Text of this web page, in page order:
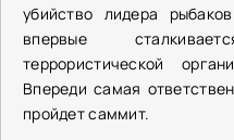
убийство лидера
впервые
террористической
Впереди самая
пройдет саммит.